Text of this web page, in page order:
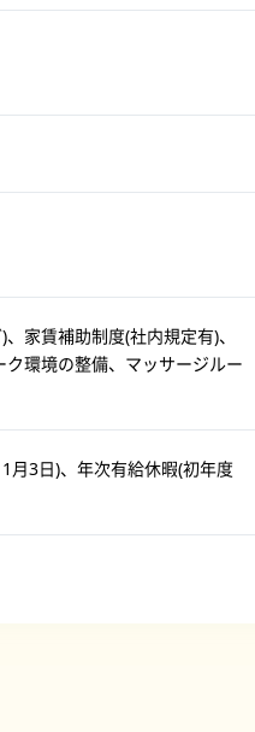
家賃補助制度(社内規定有)、
環境の整備、マッサージルー
月3日)、年次有給休暇(初年度